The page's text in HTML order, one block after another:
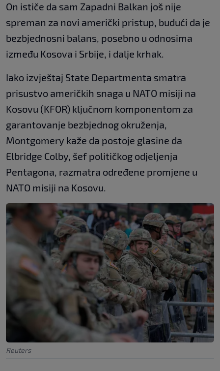
On ističe da sam Zapadni Balkan još nije
spreman za novi američki pristup, budući da je
bezbjednosni balans, posebno u odnosima
između Kosova i Srbije, i dalje krhak.
Iako izvještaj State Departmenta smatra
prisustvo američkih snaga u NATO misiji na
Kosovu (KFOR) ključnom komponentom za
garantovanje bezbjednog okruženja,
Montgomery kaže da postoje glasine da
Elbridge Colby, šef političkog odjeljenja
Pentagona, razmatra određene promjene u
NATO misiji na Kosovu.
Reuters